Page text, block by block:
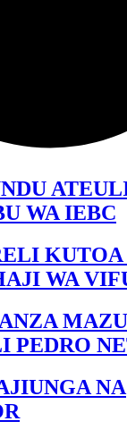
WA IEBC
WA
PEDRO
NA